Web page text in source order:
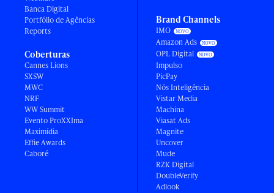
Banca Digital
Portfólio de Agências
Reports
Coberturas
Cannes Lions
SXSW
MWC
NRF
WW Summit
Evento ProXXIma
Maximídia
Effie Awards
Caboré
Brand Channels
IMO
Amazon Ads
OPL Digital
Impulso
PicPay
Nós Inteligência
Vistar Media
Machina
Viasat Ads
Magnite
Uncover
Mude
RZK Digital
DoubleVerify
Adlook